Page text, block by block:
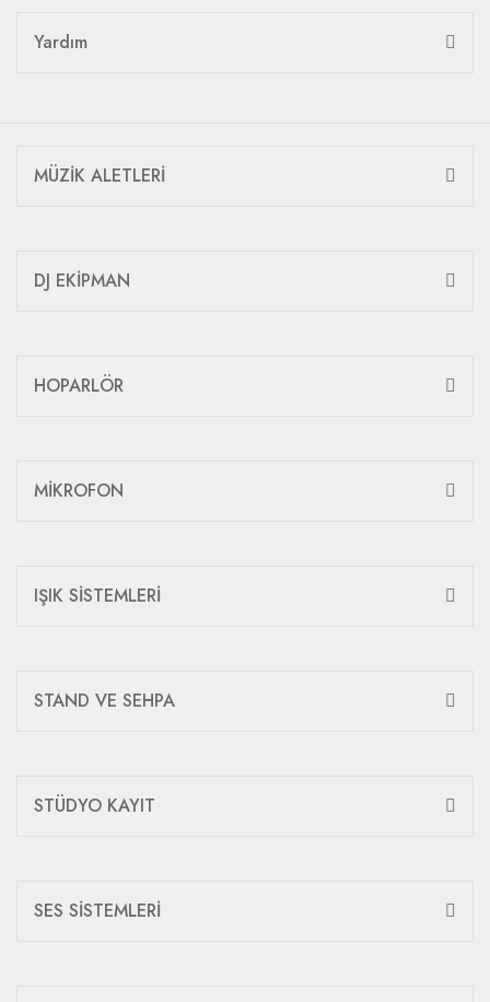
Yardım
MÜZİK ALETLERİ
DJ EKİPMAN
HOPARLÖR
MİKROFON
IŞIK SİSTEMLERİ
STAND VE SEHPA
STÜDYO KAYIT
SES SİSTEMLERİ